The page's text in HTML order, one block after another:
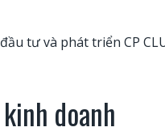
tư và phát triển CP
doanh